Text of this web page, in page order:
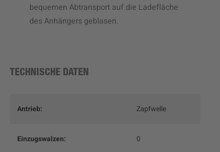
bequemen Abtransport auf die Ladefläche
des Anhängers geblasen.
TECHNISCHE DATEN
Antrieb: Zapfwelle
Einzugswalzen: 0